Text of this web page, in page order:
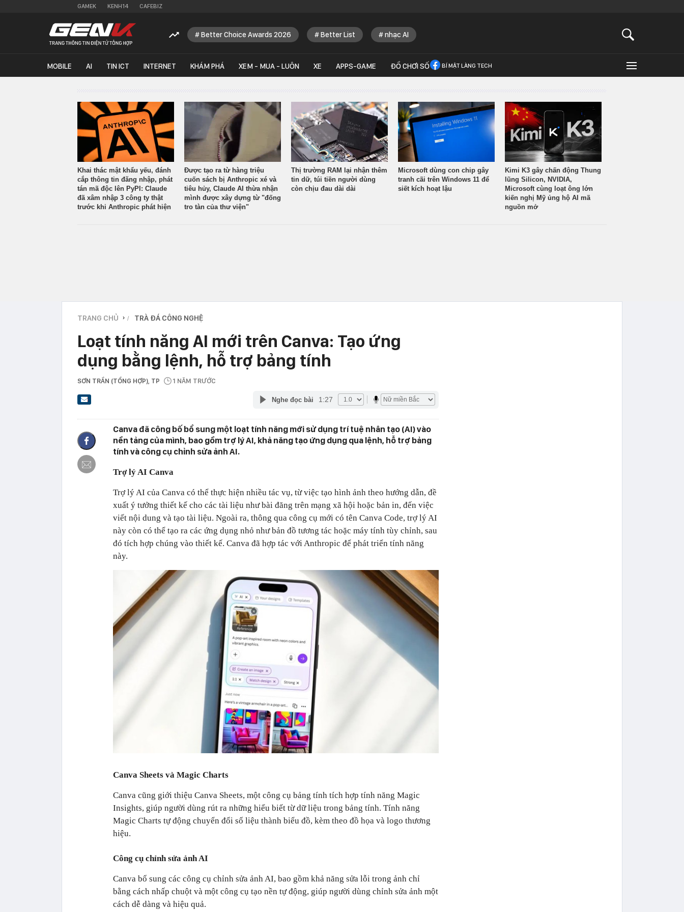
GAMEK KENH14 CAFEBIZ
Better Choice Awards 2026 Better List nhạc AI
MOBILE AI TIN ICT INTERNET KHÁM PHÁ XEM - MUA - LUÔN XE APPS-GAME ĐỒ CHƠI SỐ BÍ MẬT LÀNG TECH
Khai thác mật khẩu yếu, đánh
cắp thông tin đăng nhập, phát
tán mã độc lên PyPI: Claude
đã xâm nhập 3 công ty thật
trước khi Anthropic phát hiện
Được tạo ra từ hàng triệu
cuốn sách bị Anthropic xé và
tiêu hủy, Claude AI thừa nhận
mình được xây dựng từ "đống
tro tàn của thư viện"
Thị trường RAM lại nhận thêm
tin dữ, túi tiền người dùng
còn chịu đau dài dài
Microsoft dùng con chip gây
tranh cãi trên Windows 11 để
siết kích hoạt lậu
Kimi K3 gây chấn động Thung
lũng Silicon, NVIDIA,
Microsoft cùng loạt ông lớn
kiến nghị Mỹ ủng hộ AI mã
nguồn mở
TRANG CHỦ › TRÀ ĐÁ CÔNG NGHỆ
Loạt tính năng AI mới trên Canva: Tạo ứng
dụng bằng lệnh, hỗ trợ bảng tính
SƠN TRẦN (TỔNG HỢP) , TP 1 NĂM TRƯỚC
Nghe đọc bài 1:27
Canva đã công bố bổ sung một loạt tính năng mới sử dụng trí tuệ nhân tạo (AI) vào
nền tảng của mình, bao gồm trợ lý AI, khả năng tạo ứng dụng qua lệnh, hỗ trợ bảng
tính và công cụ chỉnh sửa ảnh AI. ​
Trợ lý AI Canva
Trợ lý AI của Canva có thể thực hiện nhiều tác vụ, từ việc tạo hình ảnh theo hướng dẫn, đề
xuất ý tưởng thiết kế cho các tài liệu như bài đăng trên mạng xã hội hoặc bản in, đến việc
viết nội dung và tạo tài liệu. Ngoài ra, thông qua công cụ mới có tên Canva Code, trợ lý AI
này còn có thể tạo ra các ứng dụng nhỏ như bản đồ tương tác hoặc máy tính tùy chỉnh, sau
đó tích hợp chúng vào thiết kế. Canva đã hợp tác với Anthropic để phát triển tính năng
này.
Canva Sheets và Magic Charts
Canva cũng giới thiệu Canva Sheets, một công cụ bảng tính tích hợp tính năng Magic
Insights, giúp người dùng rút ra những hiểu biết từ dữ liệu trong bảng tính. Tính năng
Magic Charts tự động chuyển đổi số liệu thành biểu đồ, kèm theo đồ họa và logo thương
hiệu.
Công cụ chỉnh sửa ảnh AI
Canva bổ sung các công cụ chỉnh sửa ảnh AI, bao gồm khả năng sửa lỗi trong ảnh chỉ
bằng cách nhấp chuột và một công cụ tạo nền tự động, giúp người dùng chỉnh sửa ảnh một
cách dễ dàng và hiệu quả.